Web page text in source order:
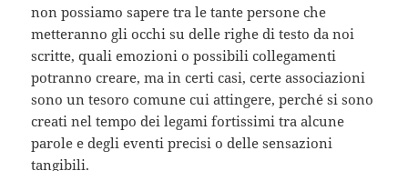
non possiamo sapere tra le tante persone che
metteranno gli occhi su delle righe di testo da noi
scritte, quali emozioni o possibili collegamenti
potranno creare, ma in certi casi, certe associazioni
sono un tesoro comune cui attingere, perché si sono
creati nel tempo dei legami fortissimi tra alcune
parole e degli eventi precisi o delle sensazioni
tangibili.